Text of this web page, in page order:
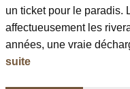
un ticket pour le paradis.
affectueusement les
années, une vraie
suite